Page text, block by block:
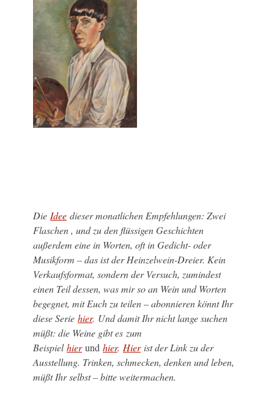
Die Idee dieser monatlichen Empfehlungen: Zwei
Flaschen , und zu den flüssigen Geschichten
außerdem eine in Worten, oft in Gedicht- oder
Musikform – das ist der Heinzelwein-Dreier. Kein
Verkaufsformat, sondern der Versuch, zumindest
einen Teil dessen, was mir so an Wein und Worten
begegnet, mit Euch zu teilen – abonnieren könnt Ihr
diese Serie hier. Und damit Ihr nicht lange suchen
müßt: die Weine gibt es zum
Beispielhierund hier. Hierist der Link zu der
Ausstellung. Trinken, schmecken, denken und leben,
müßt Ihr selbst – bitte weitermachen.